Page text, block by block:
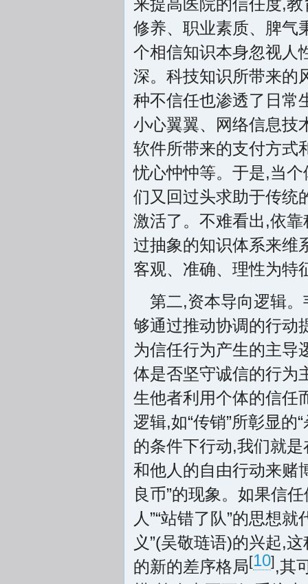
来提高医院的信任度,
修养、职业素质、脾气
个相信知识本身忽视人
深。科技知识所带来的
种不信任也渗透了日常
小心翼翼、网络信息技
软件所带来的支付方式
忧心忡忡等。于是,当
们又回过头求助于传统
激活了。不难看出,依
过抽象的知识体系来维
客观、准确、理性为特
第二,资本导向逻辑。
够通过推动协调的行动
为信任行为产生的主导
体是否坚守诚信的行为
生他者利用个体的信任
逻辑,如“传销”所彰显的
的条件下行动,我们就
和他人的自由行动来赌
良币”的现象。如果信
人”“站错了队”的思想
义”(吴敬琏语)的兴起,
的新的差序格局 [10] ,其